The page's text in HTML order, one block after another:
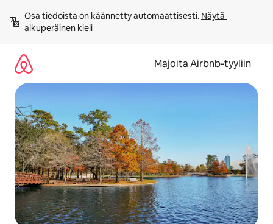
sisältö
väliin
Osa tiedoista on käännetty automaattisesti. Näytä
alkuperäinen kieli
Majoita Airbnb-tyyliin